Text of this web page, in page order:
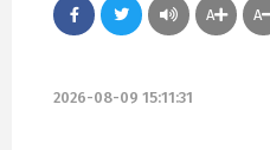
A A
2026-08-09 15:11:31